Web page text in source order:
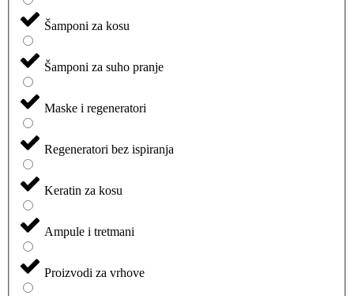
Šamponi za kosu
Šamponi za suho pranje
Maske i regeneratori
Regeneratori bez ispiranja
Keratin za kosu
Ampule i tretmani
Proizvodi za vrhove